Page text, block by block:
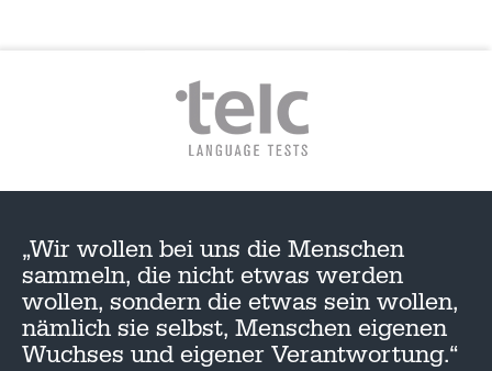
„Wir wollen bei uns die Menschen
sammeln, die nicht etwas werden
wollen, sondern die etwas sein wollen,
nämlich sie selbst, Menschen eigenen
Wuchses und eigener Verantwortung.“